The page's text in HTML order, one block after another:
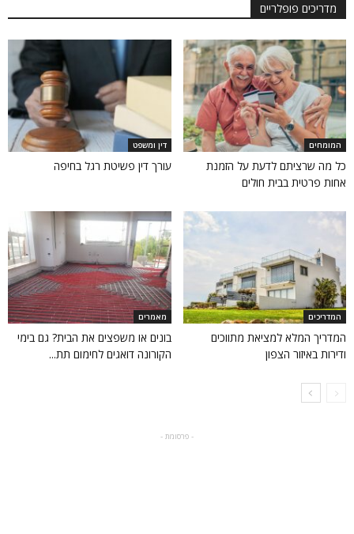
מדריכים פופלריים
המומחים
כל מה שרציתם לדעת על הזמנת
אחות פרטית בבית חולים
דין ומשפט
עורך דין פשיטת רגל בחיפה
המדריכים
המדריך המלא למציאת מתווכים
ודירות באיזור הצפון
מאמרים
בונים או משפצים את הבית? גם בימי
הקורונה דואגים לחימום תת...
- פרסומת -